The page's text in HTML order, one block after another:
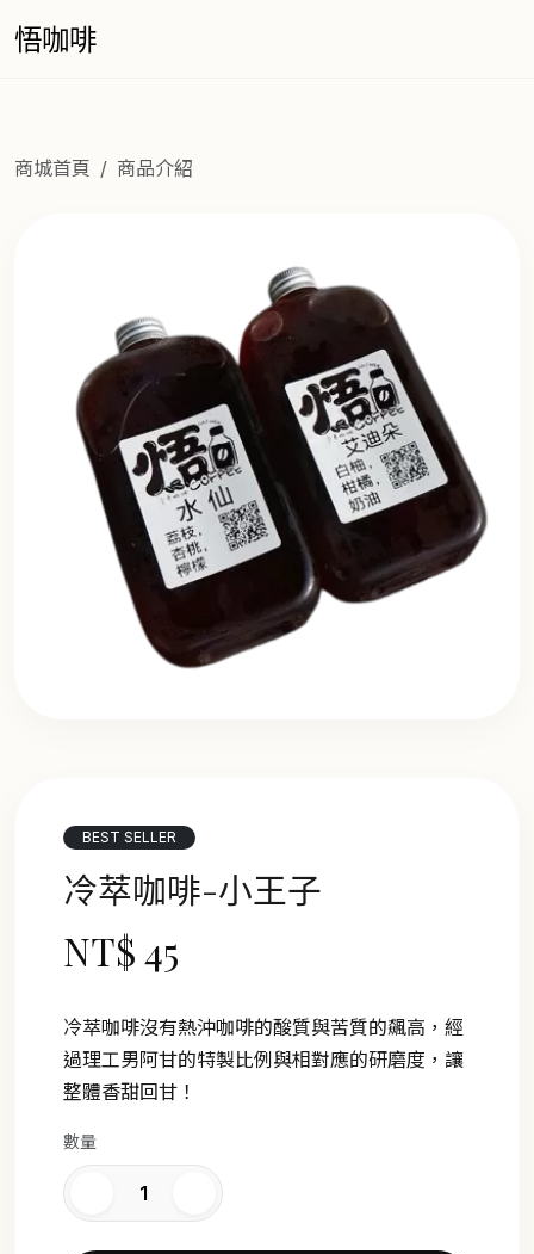
悟咖啡
商城首頁 商品介紹
BEST SELLER
冷萃咖啡-小王子
NT$ 45
冷萃咖啡沒有熱沖咖啡的酸質與苦質的飆高，經
過理工男阿甘的特製比例與相對應的研磨度，讓
整體香甜回甘！
數量